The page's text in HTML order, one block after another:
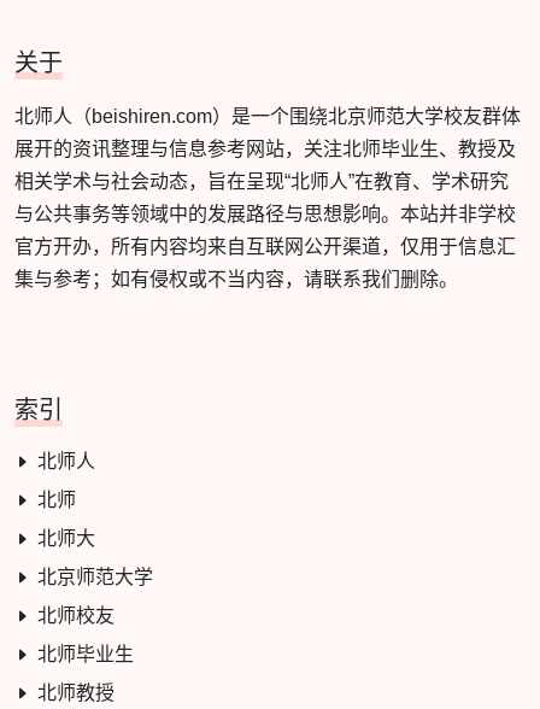
关于
北师人（beishiren.com）是一个围绕北京师范大学校友群体
展开的资讯整理与信息参考网站，关注北师毕业生、教授及
相关学术与社会动态，旨在呈现“北师人”在教育、学术研究
与公共事务等领域中的发展路径与思想影响。本站并非学校
官方开办，所有内容均来自互联网公开渠道，仅用于信息汇
集与参考；如有侵权或不当内容，请联系我们删除。
索引
北师人
北师
北师大
北京师范大学
北师校友
北师毕业生
北师教授